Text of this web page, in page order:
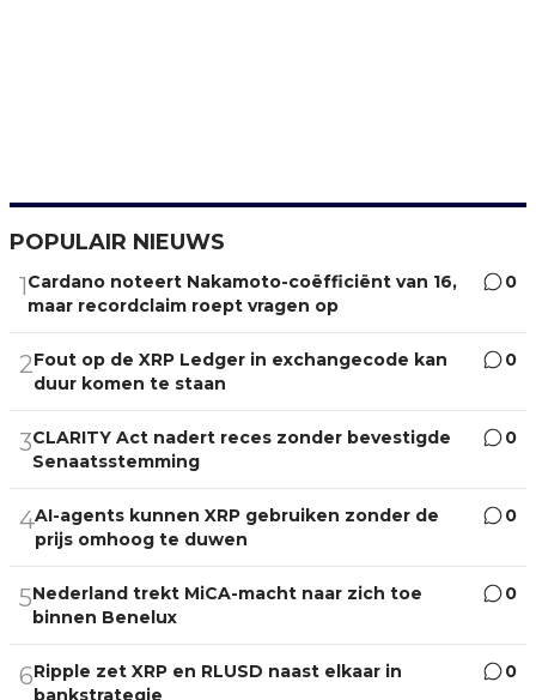
POPULAIR NIEUWS
1Cardano noteert Nakamoto-coëfficiënt van 16,
maar recordclaim roept vragen op
0
2Fout op de XRP Ledger in exchangecode kan
duur komen te staan
0
3CLARITY Act nadert reces zonder bevestigde
Senaatsstemming
0
4AI-agents kunnen XRP gebruiken zonder de
prijs omhoog te duwen
0
5Nederland trekt MiCA-macht naar zich toe
binnen Benelux
0
6Ripple zet XRP en RLUSD naast elkaar in
bankstrategie
0